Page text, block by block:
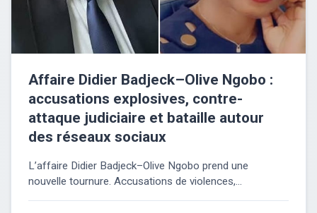
Affaire Didier Badjeck–Olive Ngobo :
accusations explosives, contre-
attaque judiciaire et bataille autour
des réseaux sociaux
L’affaire Didier Badjeck–Olive Ngobo prend une
nouvelle tournure. Accusations de violences,...